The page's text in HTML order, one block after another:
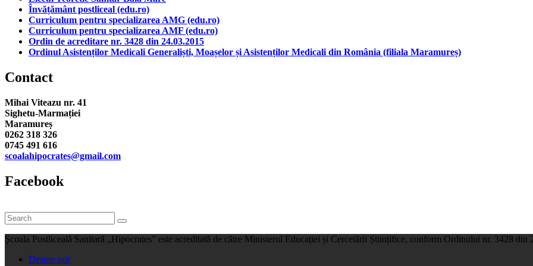
Învățământ postliceal (edu.ro)
Curriculum pentru specializarea AMG (edu.ro)
Curriculum pentru specializarea AMF (edu.ro)
Ordin de acreditare nr. 3428 din 24.03.2015
Ordinul Asistenților Medicali Generaliști, Moașelor și Asistenților Medicali din România (filiala Maramureș)
Contact
Mihai Viteazu nr. 41
Sighetu-Marmației
Maramureș
0262 318 326
0745 491 616
scoalahipocrates@gmail.com
Facebook
Școala Postliceală Sanitară „Hipocrates” este acreditată de către Ministerul Educației și Cercetării Științifice, conform Ordinului nr. 3428 din
Despre noi